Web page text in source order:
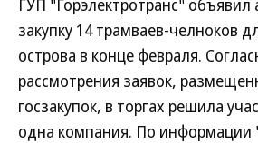
ГУП "Горэлектротранс" объявил
закупку 14 трамваев-челноков
острова в конце февраля.
рассмотрения заявок,
госзакупок, в торгах решила
одна компания. По информации